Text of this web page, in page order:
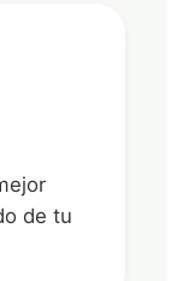
de tu